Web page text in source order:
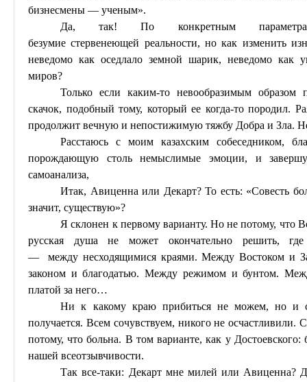
бизнесмены — ученым».
Да, так! По конкретным
безумиестервенеющей реальности, но как изменить
неведомо как оседлало земной шарик, неведомо как
миров?
Только если каким-то невообразимым образом
скачок, подобный тому, который ее когда-то породил.
продолжит вечную и непостижимую тяжбу Добра и Зла.
Расстаюсь с моим казахским собеседником,
порождающую столь немыслимые эмоции, и
самоанализа,
Итак, Авиценна или Декарт? То есть: «Совесть
значит, существую»?
Я склонен к первому варианту. Но не потому, что
русская душа не может окончательно решить,
—
междунесходящимися краями. Между Востоком и
законом и благодатью. Между режимом и бунтом.
платой за него…
Ни к какому краю прибиться не можем, но и
получается. Всем сочувствуем, никого не осчастливили.
потому, что больна. В том варианте, как у
нашей всеотзывчивости.
Так все-таки: Декарт мне милей или Авиценна?